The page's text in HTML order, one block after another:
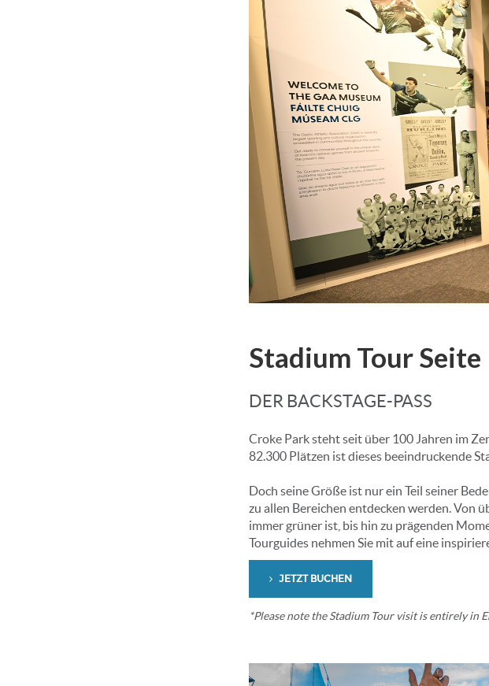
Stadium Tour Seite
DER BACKSTAGE-PASS
Croke Park steht seit über 100 Jahren im
82.300 Plätzen ist dieses beeindruckende
Doch seine Größe ist nur ein Teil seiner
zu allen Bereichen entdecken werden. Von
immer grüner ist, bis hin zu prägenden
Tourguides nehmen Sie mit auf eine
JETZT BUCHEN
*Please note the Stadium Tour visit is entirely in